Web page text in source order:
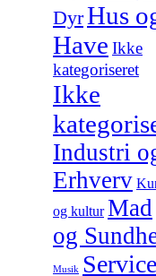
DyrHus
Have Ikke
kategoriseret
Ikke
Industri
Erhverv
og kultur Mad
og
Musik Service